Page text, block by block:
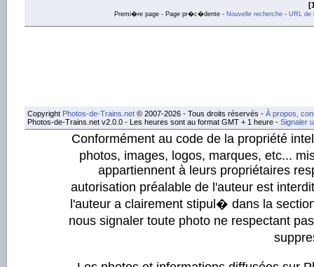
Premi�re page - Page pr�c�dente - Nouvelle recherche - URL de
Copyright Photos-de-Trains.net © 2007-2026 - Tous droits réservés - À propos,
Photos-de-Trains.net v2.0.0 - Les heures sont au format GMT + 1 heure - Signaler
Conformément au code de la propriété
photos, images, logos, marques, etc...
appartiennent à leurs propriétaires
autorisation préalable de l'auteur est
l'auteur a clairement stipul� dans la
nous signaler toute photo ne respectant